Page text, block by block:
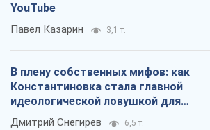
YouTube
Павел Казарин 3,1 т.
В плену собственных мифов: как
Константиновка стала главной
идеологической ловушкой для
российских оккупантов
Дмитрий Снегирев 6,5 т.